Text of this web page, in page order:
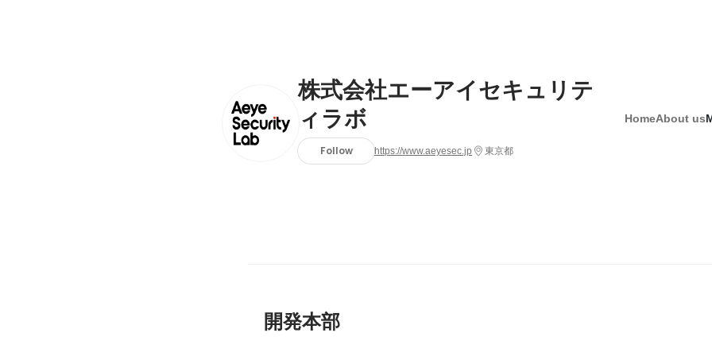
株式会社エーアイセキュリテ
ィラボ
Follow https://www.aeyesec.jp 東京都
HomeAbout us
開発本部